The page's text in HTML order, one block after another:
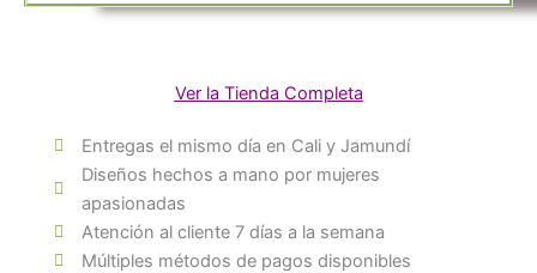
Ver la Tienda Completa
Entregas el mismo día en Cali y Jamundí
Diseños hechos a mano por mujeres
apasionadas
Atención al cliente 7 días a la semana
Múltiples métodos de pagos disponibles